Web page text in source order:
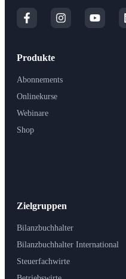
Produkte
Abonnements
Onlinekurse
Webinare
Shop
Zielgruppen
Bilanzbuchhalter
Bilanzbuchhalter International
Steuerfachwirte